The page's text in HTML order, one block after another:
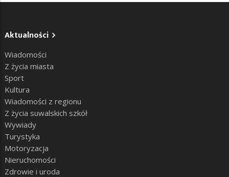
Aktualności
Wiadomości
Z życia miasta
Sport
Kultura
Wiadomości z regionu
Z życia suwalskich szkół
Wywiady
Turystyka
Motoryzacja
Nieruchomości
Zdrowie i uroda